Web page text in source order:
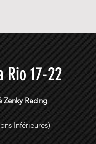
17-22
Racing
Inférieures)